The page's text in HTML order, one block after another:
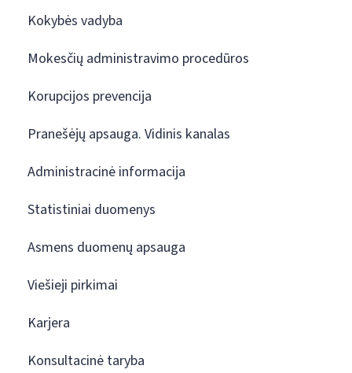
Kokybės vadyba
Mokesčių administravimo procedūros
Korupcijos prevencija
Pranešėjų apsauga. Vidinis kanalas
Administracinė informacija
Statistiniai duomenys
Asmens duomenų apsauga
Viešieji pirkimai
Karjera
Konsultacinė taryba